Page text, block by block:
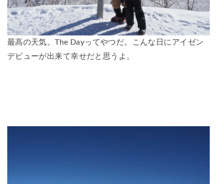
最高の天気。The Dayってやつだ。こんな日にアイゼン
デビューが出来て幸せだと思うよ。